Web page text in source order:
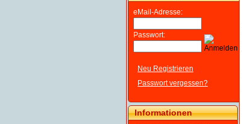
eMail-Adresse:
Passwort:
Neu Registrieren
Passwort vergessen?
Informationen